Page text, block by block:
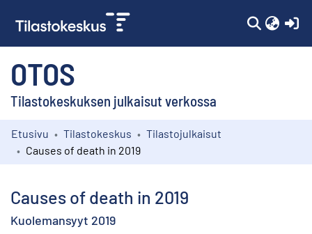
OTOS
Tilastokeskuksen julkaisut verkossa
Kokoelmat
Etusivu Tilastokeskus
Tilastojulkaisut
Causes of death in 2019
Causes of death in 2019
Kuolemansyyt 2019